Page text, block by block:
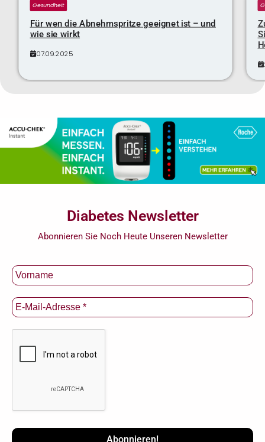
Gesundheit
Für wen die Abnehmspritze geeignet ist – und
wie sie wirkt
07.09.2025
Diabetes Newsletter
Abonnieren Sie Noch Heute Unseren Newsletter